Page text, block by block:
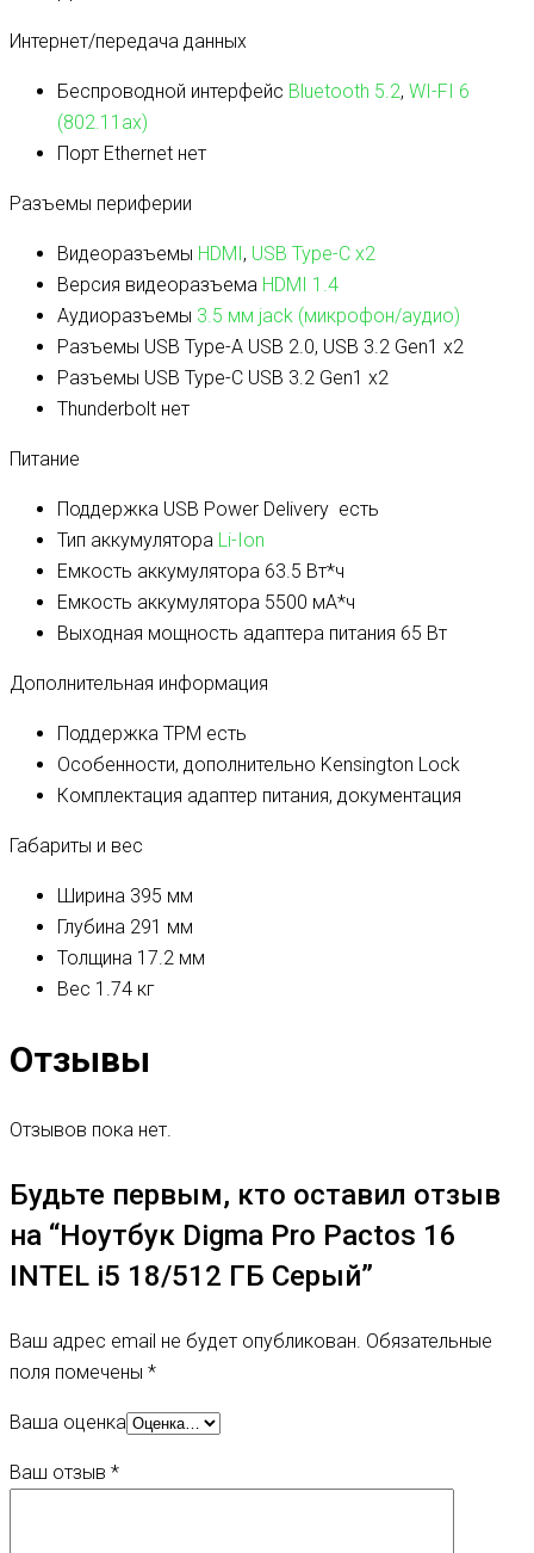
Интернет/передача данных
Беспроводной интерфейс Bluetooth 5.2, WI-FI 6
(802.11ax)
Порт Ethernet нет
Разъемы периферии
Видеоразъемы HDMI , USB Type-C x2
Версия видеоразъема HDMI 1.4
Аудиоразъемы 3.5 мм jack (микрофон/аудио)
Разъемы USB Type-A USB 2.0, USB 3.2 Gen1 x2
Разъемы USB Type-C USB 3.2 Gen1 x2
Thunderbolt нет
Питание
Поддержка USB Power Delivery есть
Тип аккумулятора Li-Ion
Емкость аккумулятора 63.5 Вт*ч
Емкость аккумулятора 5500 мА*ч
Выходная мощность адаптера питания 65 Вт
Дополнительная информация
Поддержка TPM есть
Особенности, дополнительно Kensington Lock
Комплектация адаптер питания, документация
Габариты и вес
Ширина 395 мм
Глубина 291 мм
Толщина 17.2 мм
Вес 1.74 кг
Отзывы
Отзывов пока нет.
Будьте первым, кто оставил отзыв
на “Ноутбук Digma Pro Pactos 16
INTEL i5 18/512 ГБ Серый”
Ваш адрес email не будет опубликован. Обязательные
поля помечены *
Ваша оценка
Ваш отзыв *